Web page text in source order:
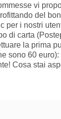
vi
del
per i nostri
di carta
la prima
sono 60
Cosa stai